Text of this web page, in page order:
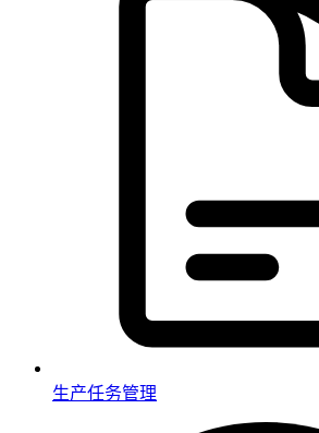
生产任务管理